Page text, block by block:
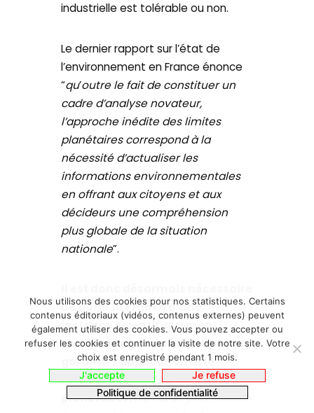
industrielle est tolérable ou non.
Le dernier rapport sur l’état de
l’environnement en France énonce
“qu’outre le fait de constituer un
cadre d’analyse novateur,
l’approche inédite des limites
planétaires correspond à la
nécessité d’actualiser les
informations environnementales
en offrant aux citoyens et aux
décideurs une compréhension
plus globale de la situation
nationale”.
de doter la France d’une
instance scientifiquement
reconnue et compétente pour
garantir l’application et le
respect des limites
planétaires.Elle aurait pour mission
Nous utilisons des cookies pour nos statistiques. Certains
contenus éditoriaux (vidéos, contenus externes) peuvent
également utiliser des cookies. Vous pouvez accepter ou
refuser les cookies et continuer la visite de notre site. Votre
choix est enregistré pendant 1 mois.
J'accepte
Je refuse
Politique de confidentialité